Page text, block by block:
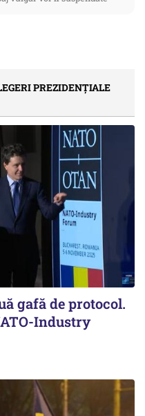
PREZIDENȚIALE
gafă de protocol.
Industry